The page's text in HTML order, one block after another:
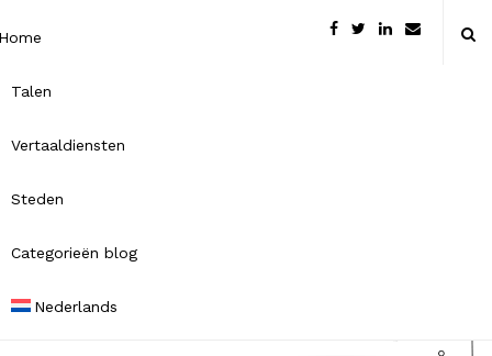
Talen
Vertaaldiensten
Steden
Categorieën blog
Nederlands